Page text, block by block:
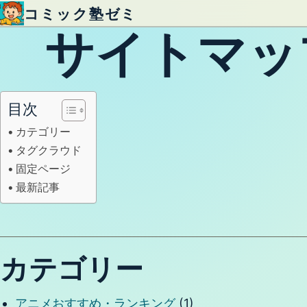
内容をスキップ
コミック塾ゼミ
サイトマ
目次
カテゴリー
タグクラウド
固定ページ
最新記事
カテゴリー
アニメおすすめ・ランキング(1)